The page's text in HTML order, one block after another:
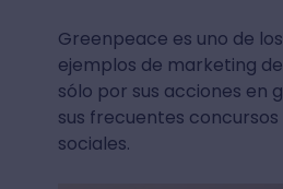
Greenpeace es uno de
ejemplos de marketing
sólo por sus acciones en
sus frecuentes
sociales.